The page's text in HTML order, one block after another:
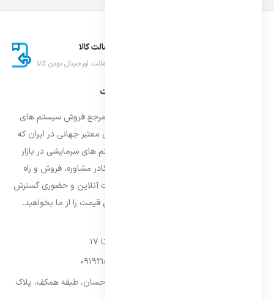
اصالت کالا
ضمانت اورجینال بودن کالا
درباره ایران اسپلیت
فروشگاه ایران اسپلیت اولین و معتمد ترین مرجع فروش سیستم های
تهویه مطبوع و سرمایشی وارداتی با برند های معتبر جهانی در ایران که
فعالیت خود را از سال ۱۳۸۷ با فروش سیستم های سرمایشی در بازار
تهران شروع و از سال ۱۳۹۵ با بهره گیری از کادر مشاوره، فروش و راه
اندازی، فعالیت خود را در سراسر کشور به صورت آنلاین و حضوری گسترش
داده است. با کیفیت ترین خدمات و بهترین قیمت را از ما بخواهید.
09192157173
تهران، سه راه امین حضور، مجتمع تجاری احسان، طبقه همکف، پلاک